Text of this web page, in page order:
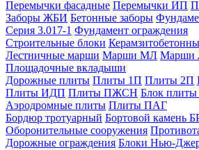
Перемычки фасадные Перемычки ИП
Заборы ЖБИ Бетонные заборы
Серия 3.017-1 Фундамент ограждения
Строительные блоки
Лестничные марши Марши МЛ Марши
Площадочные вкладыши
Дорожные плиты Плиты 1П Плиты 2П
Плиты ИДП Плиты ПЖСН Блок
Аэродромные плиты Плиты ПАГ
Бордюр тротуарный Бортовой камень
Оборонительные сооружения
Дорожные ограждения Блоки Нью-